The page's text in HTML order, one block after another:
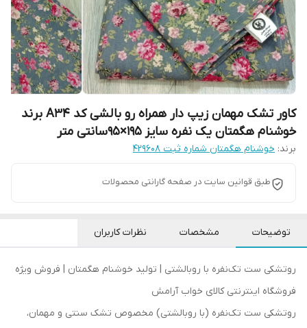
کاور تشک مهمان زیپ دار همراه رو بالشی کد A34 برند
خوشنام هگمتان یک نفره سایز 195×95سانتی متر
برند: خوشنام هگمتان شماره ثبت ۴۲۹۶۰۸
طبق قوانین سایت در صفحه گارانتی محصولات
توضیحات مشخصات نظرات کاربران
روتشکی ست تک‌نفره با روبالشتی | تولید خوشنام هگمتان | فروش ویژه
فروشگاه اینترنتی کالای خواب آرامش
روتشکی ست تک‌نفره (با روبالشتی) مخصوص تشک سنتی و مهمان،